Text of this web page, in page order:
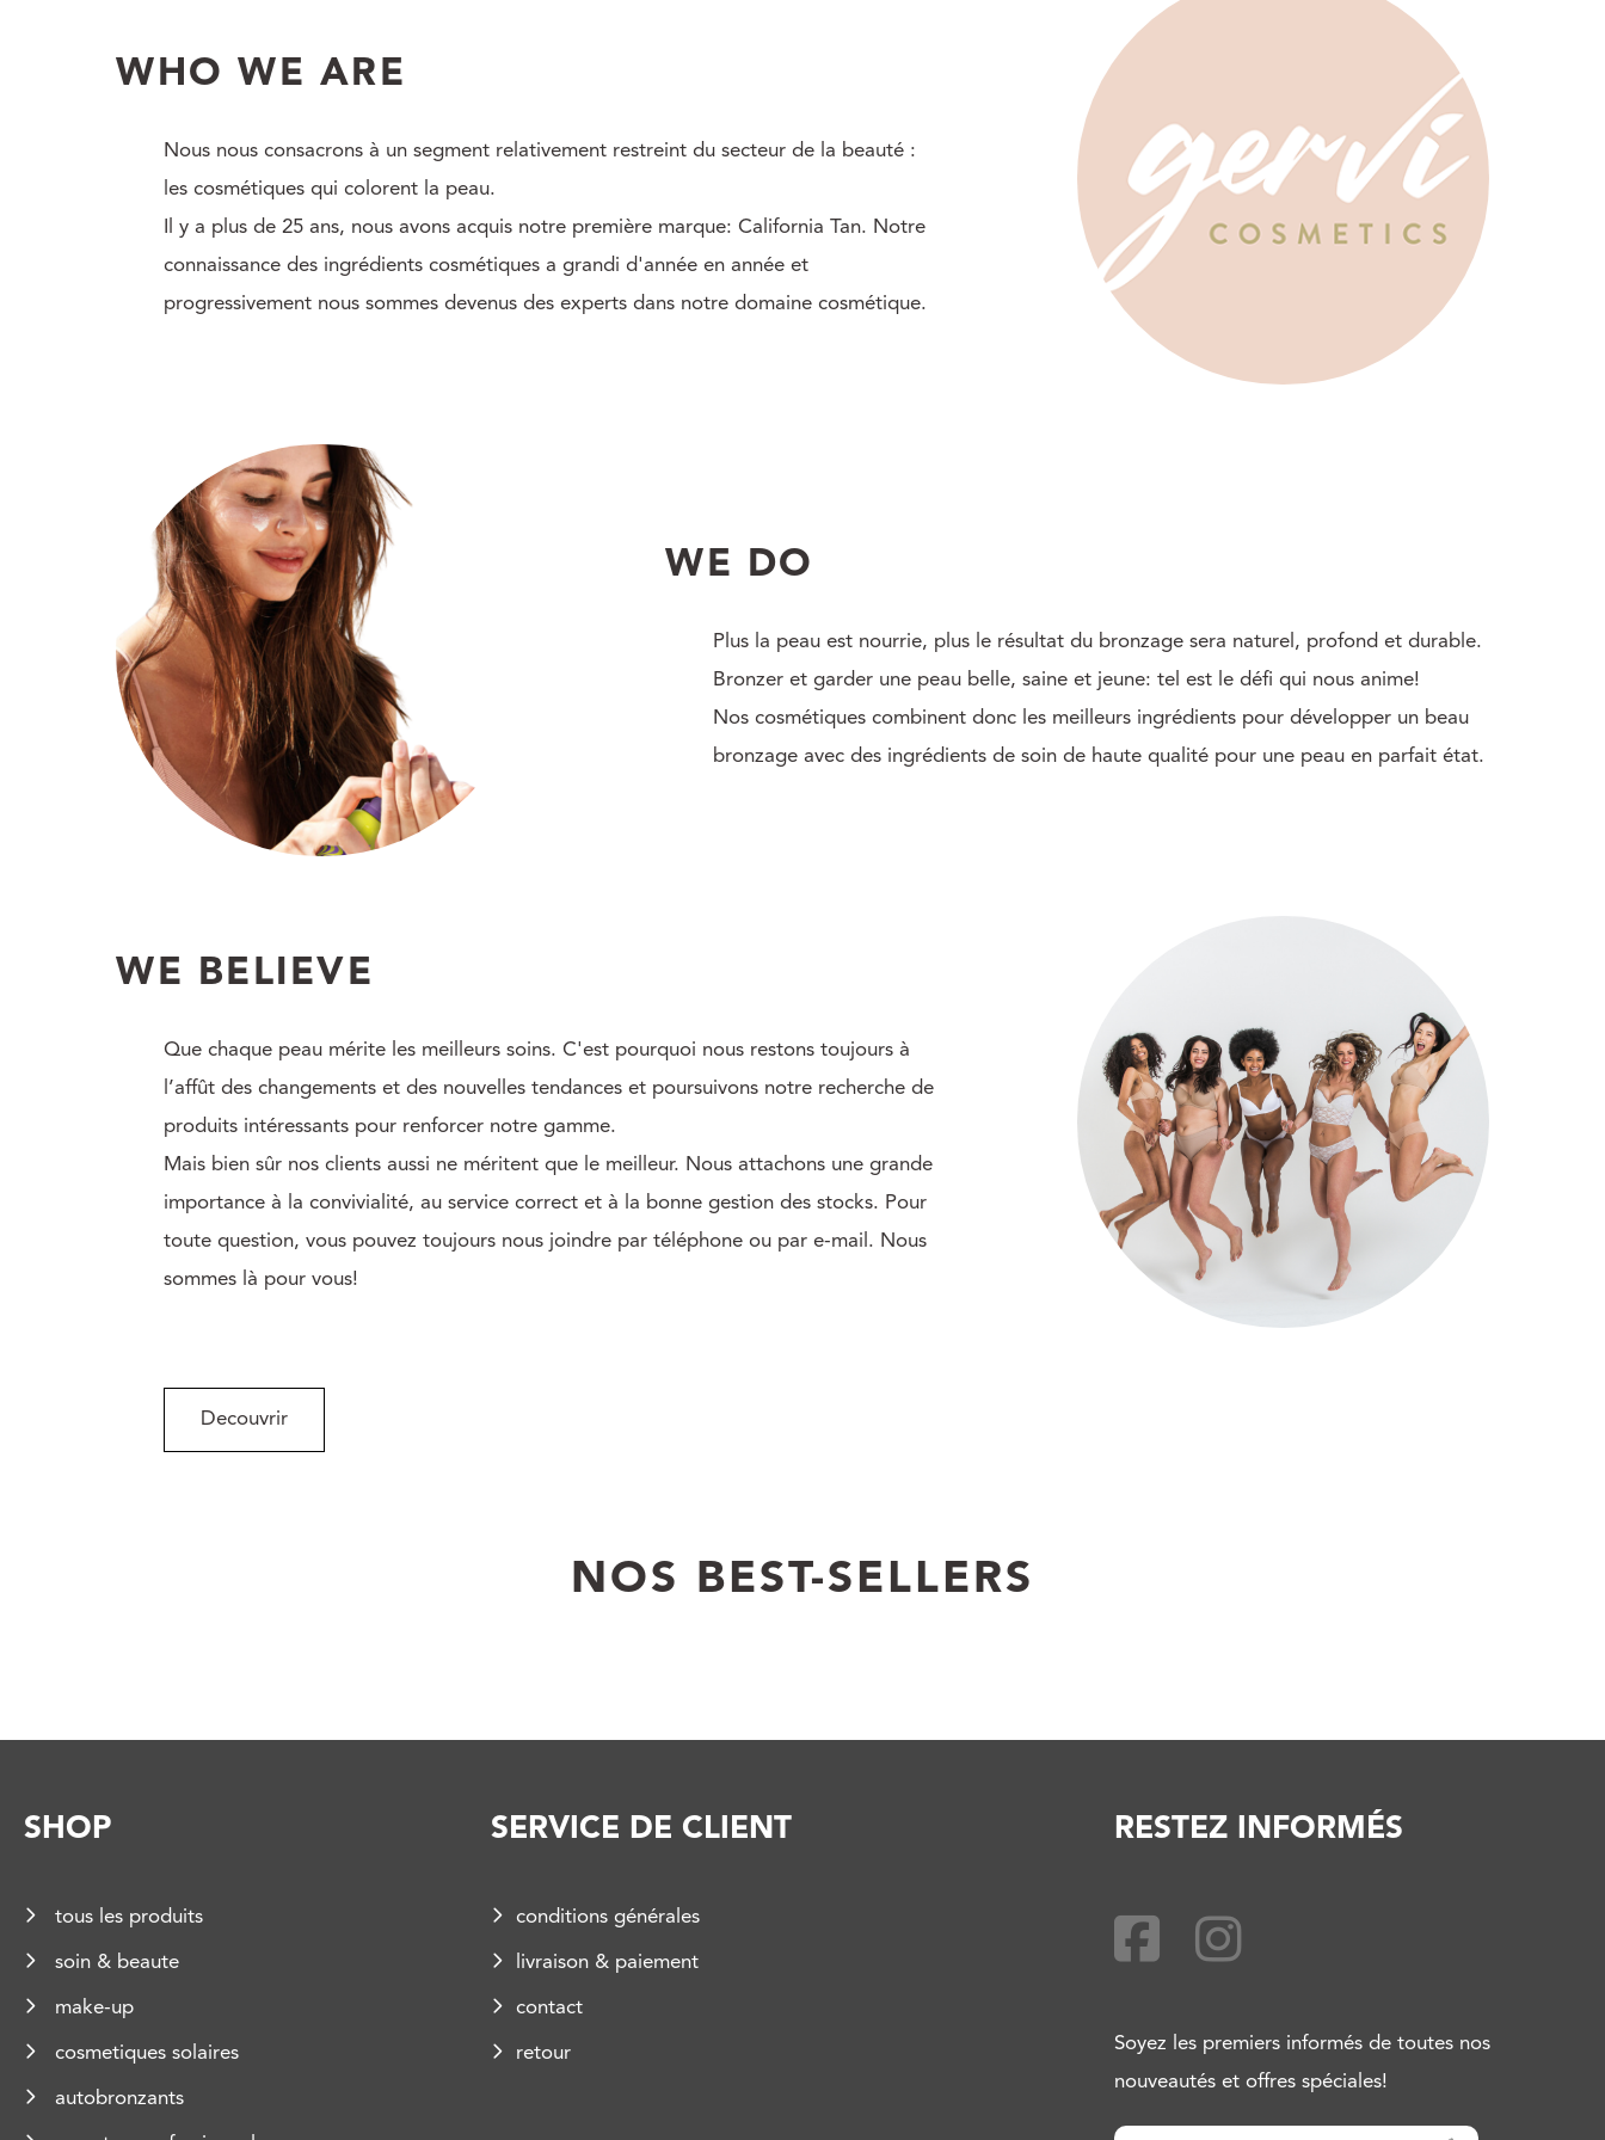
WHO WE ARE
Nous nous consacrons à un segment relativement restreint du secteur de la beauté :
les cosmétiques qui colorent la peau.
Il y a plus de 25 ans, nous avons acquis notre première marque: California Tan. Notre
connaissance des ingrédients cosmétiques a grandi d'année en année et
progressivement nous sommes devenus des experts dans notre domaine cosmétique.
WE DO
Plus la peau est nourrie, plus le résultat du bronzage sera naturel, profond et durable.
Bronzer et garder une peau belle, saine et jeune: tel est le défi qui nous anime!
Nos cosmétiques combinent donc les meilleurs ingrédients pour développer un beau
bronzage avec des ingrédients de soin de haute qualité pour une peau en parfait état.
WE BELIEVE
Que chaque peau mérite les meilleurs soins. C'est pourquoi nous restons toujours à
l’affût des changements et des nouvelles tendances et poursuivons notre recherche de
produits intéressants pour renforcer notre gamme.
Mais bien sûr nos clients aussi ne méritent que le meilleur. Nous attachons une grande
importance à la convivialité, au service correct et à la bonne gestion des stocks. Pour
toute question, vous pouvez toujours nous joindre par téléphone ou par e-mail. Nous
sommes là pour vous!
Decouvrir
NOS BEST-SELLERS
SHOP
tous les produits
soin & beaute
make-up
cosmetiques solaires
autobronzants
SERVICE DE CLIENT
conditions générales
livraison & paiement
contact
retour
RESTEZ INFORMÉS
Soyez les premiers informés de toutes nos
nouveautés et offres spéciales!